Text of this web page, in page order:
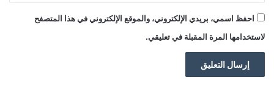
احفظ اسمي، بريدي الإلكتروني، والموقع الإلكتروني في هذا المتصفح
لاستخدامها المرة المقبلة في تعليقي.